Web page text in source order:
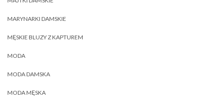
MARYNARKI DAMSKIE
MĘSKIE BLUZY Z KAPTUREM
MODA
MODA DAMSKA
MODA MĘSKA